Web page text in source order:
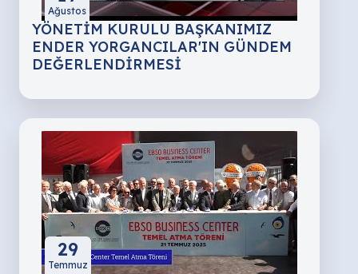
Ağustos
YÖNETİM KURULU BAŞKANIMIZ
ENDER YORGANCILAR'IN GÜNDEM
DEĞERLENDİRMESİ
29
Temmuz